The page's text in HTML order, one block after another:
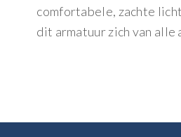
comfortabele, zachte
dit armatuur zich van alle